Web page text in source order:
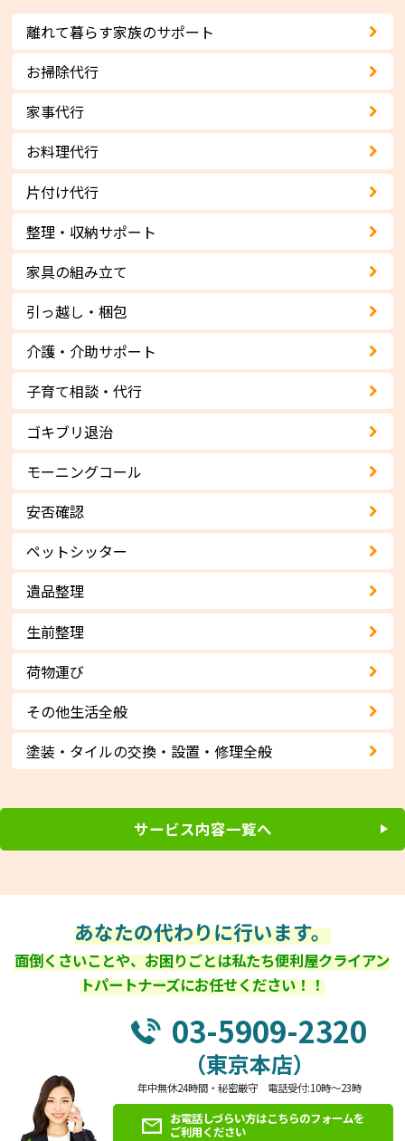
離れて暮らす家族のサポート
お掃除代行
家事代行
お料理代行
片付け代行
整理・収納サポート
家具の組み立て
引っ越し・梱包
介護・介助サポート
子育て相談・代行
ゴキブリ退治
モーニングコール
安否確認
ペットシッター
遺品整理
生前整理
荷物運び
その他生活全般
塗装・タイルの交換・設置・修理全般
サービス内容一覧へ
あなたの代わりに行います。
面倒くさいことや、お困りごとは私たち便利屋クライアン
トパートナーズにお任せください！！
03-5909-2320
（東京本店）
年中無休24時間・秘密厳守 電話受付:10時～23時
お電話しづらい方はこちらのフォームを
ご利用ください